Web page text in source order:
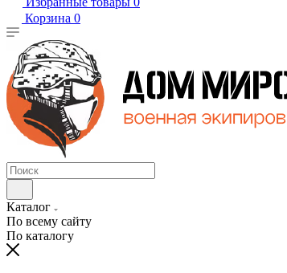
Корзина 0
Каталог
По всему сайту
По каталогу